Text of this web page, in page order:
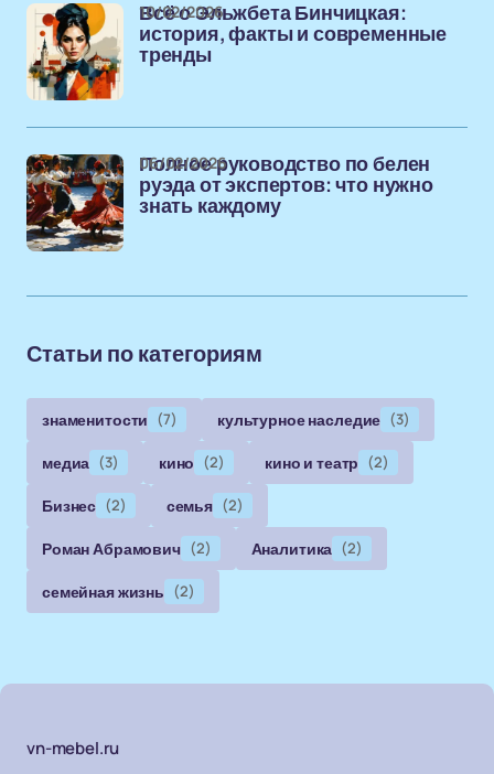
Всё о Эльжбета Бинчицкая:
история, факты и современные
тренды
10/02/2026
Полное руководство по белен
руэда от экспертов: что нужно
знать каждому
06/02/2026
Статьи по категориям
знаменитости (7) культурное наследие (3)
медиа (3) кино (2) кино и театр (2)
Бизнес (2) семья (2)
Роман Абрамович (2) Аналитика (2)
семейная жизнь (2)
vn-mebel.ru